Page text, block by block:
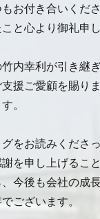
お付き合いくだ
と心より御礼申し
内幸利が引き継
援ご愛顧を賜り
。
をお読みくださ
を申し上げるこ
今後も会社の成
ございます。